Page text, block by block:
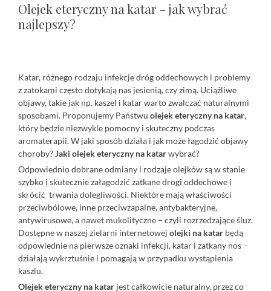
Olejki
eteryczne
Olejek eteryczny na katar – jak wybrać
najlepszy?
Katar, różnego rodzaju infekcje dróg oddechowych i problemy
z zatokami często dotykają nas jesienią, czy zimą. Uciążliwe
objawy, takie jak np. kaszel i katar warto zwalczać naturalnymi
sposobami. Proponujemy Państwu olejek eteryczny na katar,
który będzie niezwykle pomocny i skuteczny podczas
aromaterapii. W jaki sposób działa i jak może łagodzić objawy
choroby?Jaki olejek eteryczny na katarwybrać?
Odpowiednio dobrane odmiany i rodzaje olejków są w stanie
szybko i skutecznie załagodzić zatkane drogi oddechowe i
skrócić trwania dolegliwości. Niektóre mają właściwości
przeciwbólowe, inne przeciwzapalne, antybakteryjne,
antywirusowe, a nawet mukolityczne – czyli rozrzedzające śluz.
Dostępne w naszej zielarni internetowej olejki na katar będą
odpowiednie na pierwsze oznaki infekcji, katar i zatkany nos –
działają wykrztuśnie i pomagają w przypadku wystąpienia
kaszlu.
Olejek eteryczny na katar jest całkowicie naturalny, przez co